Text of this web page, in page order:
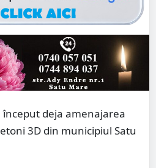
deja amenajarea
3D din municipiul Satu